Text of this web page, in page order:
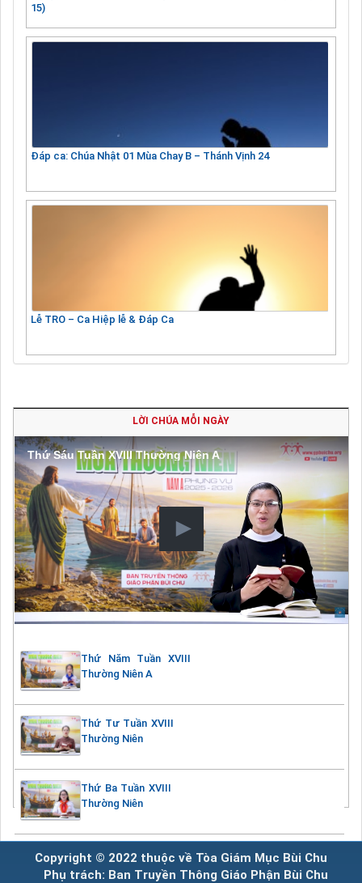
15)
Đáp ca: Chúa Nhật 01 Mùa Chay B – Thánh Vịnh 24
Lễ TRO – Ca Hiệp lễ & Đáp Ca
LỜI CHÚA MỖI NGÀY
Thứ Sáu Tuần XVIII Thường Niên A
Thứ Năm Tuần XVIII
Thường Niên A
Thứ Tư Tuần XVIII
Thường Niên
Thứ Ba Tuần XVIII
Thường Niên
Copyright © 2022 thuộc về Tòa Giám Mục Bùi Chu
Phụ trách: Ban Truyền Thông Giáo Phận Bùi Chu